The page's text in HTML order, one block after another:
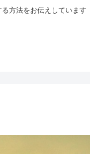
方法をお伝えしています